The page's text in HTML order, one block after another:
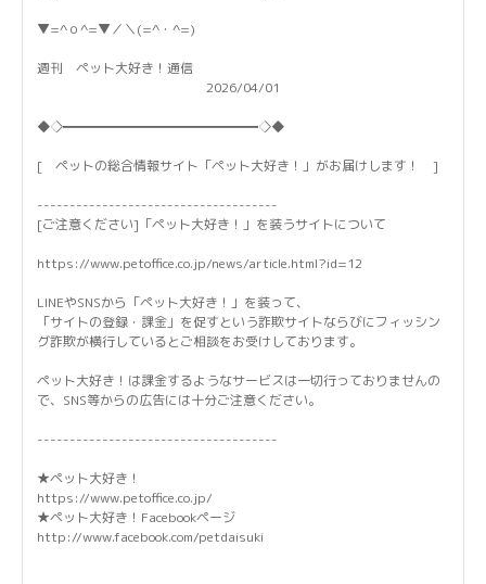
▼=^ｏ^=▼／＼(=^・^=)
週刊 ペット大好き！通信
2026/04/01
◆◇━━━━━━━━━━━━━━━◇◆
[ ペットの総合情報サイト「ペット大好き！」がお届けします！ ]
-------------------------------------
[ご注意ください]「ペット大好き！」を装うサイトについて
https://www.petoffice.co.jp/news/article.html?id=12
LINEやSNSから「ペット大好き！」を装って、
「サイトの登録・課金」を促すという詐欺サイトならびにフィッシン
グ詐欺が横行しているとご相談をお受けしております。
ペット大好き！は課金するようなサービスは一切行っておりませんの
で、SNS等からの広告には十分ご注意ください。
-------------------------------------
★ペット大好き！
https://www.petoffice.co.jp/
★ペット大好き！Facebookページ
http://www.facebook.com/petdaisuki